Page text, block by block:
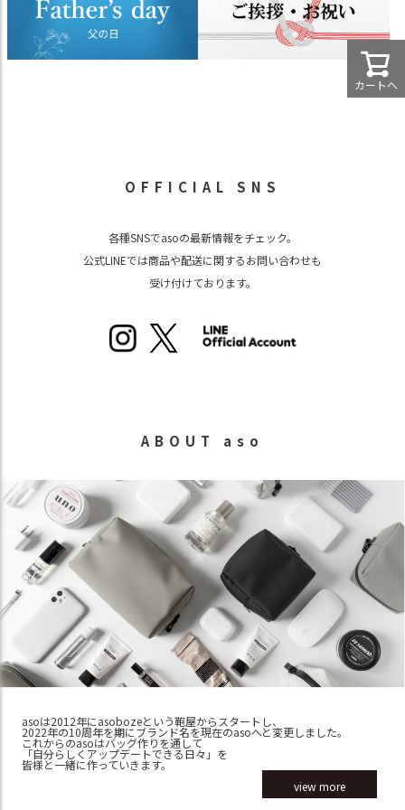
カートへ
OFFICIAL SNS
各種SNSでasoの最新情報をチェック。
公式LINEでは商品や配送に関するお問い合わせも
受け付けております。
ABOUT aso
asoは2012年にasobozeという鞄屋からスタートし、
2022年の10周年を期にブランド名を現在のasoへと変更しました。
これからのasoはバッグ作りを通して
「自分らしくアップデートできる日々」を
皆様と一緒に作っていきます。
view more